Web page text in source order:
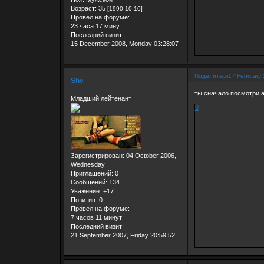
Возраст: 35 [1990-10-10]
Провел на форуме:
23 часа 17 минут
Последний визит:
15 December 2008, Monday 03:28:07
Поделиться17 February
She
Младший лейтенант
Зарегистрирован: 04 October 2006,
Wednesday
Приглашений: 0
Сообщений: 134
Уважение: +17
Позитив: 0
Провел на форуме:
7 часов 11 минут
Последний визит:
21 September 2007, Friday 20:59:52
ты сначало
0